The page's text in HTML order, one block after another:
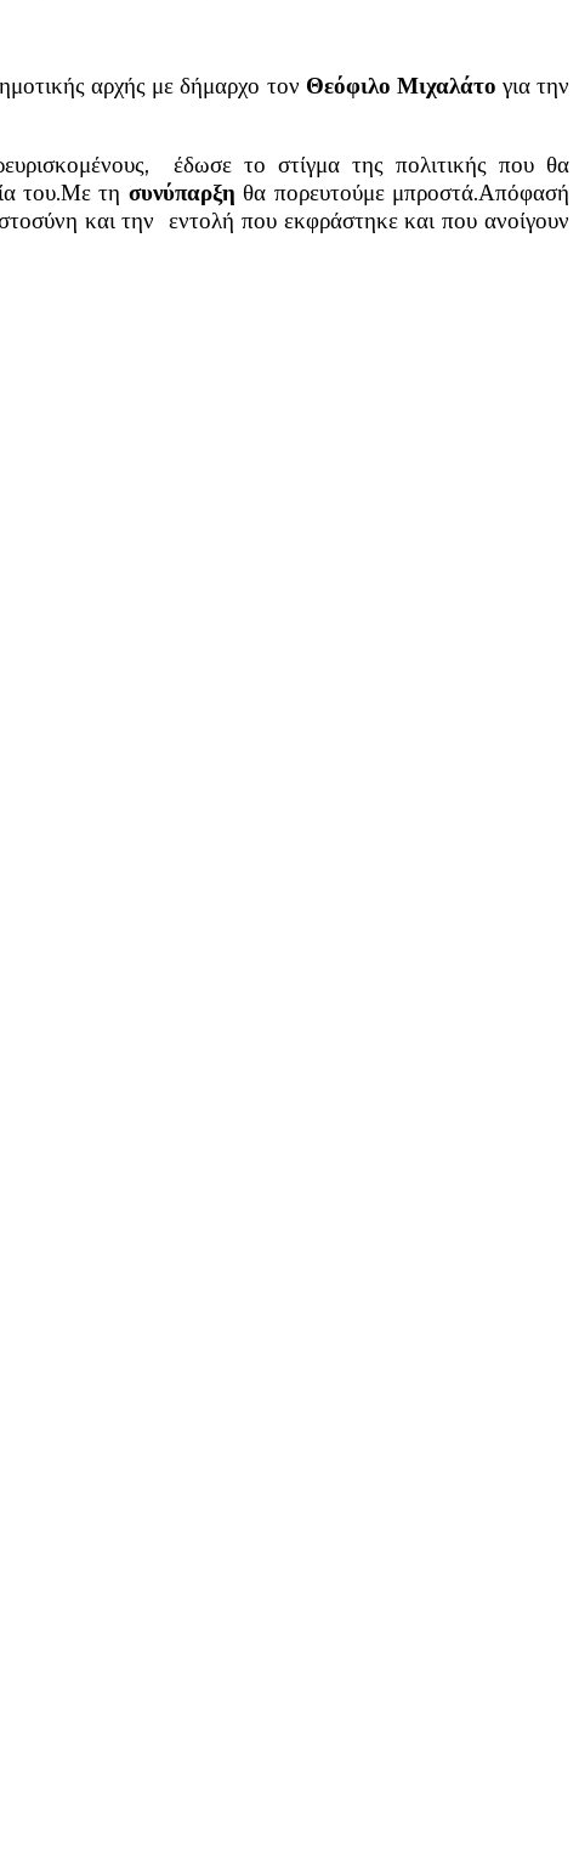
αρχής με δήμαρχο τον Θεόφιλο Μιχαλάτο για την
έδωσε το στίγμα της πολιτικής που θα
του.Με τη συνύπαρξη θα πορευτούμε μπροστά.Απόφασή
και την εντολή που εκφράστηκε και που ανοίγουν